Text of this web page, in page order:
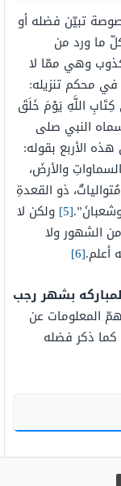
تبيّن فضله أو
ما ورد من
وهي ممّا لا
محكم تنزيله:
اللَّهِ يَوْمَ خَلَقَ
النبي صلى
الأربع بقوله:
والأرضَ،
ذو القعدةِ
[5]
ولكن لا
الشهور ولا
أعلم.[6]
بشهر رجب
المعلومات عن
كما ذكر فضله